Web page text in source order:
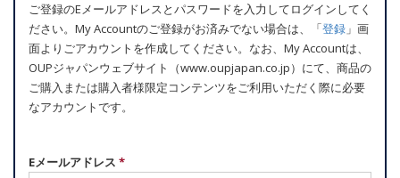
マ
リ
ー
タ
ブ
ご登録のEメールアドレスとパスワードを入力してログインしてく
ださい。My Accountのご登録がお済みでない場合は、「登録 」画
面よりごアカウントを作成してください。なお、My Accountは、
OUPジャパンウェブサイト（www.oupjapan.co.jp）にて、商品の
ご購入または購入者様限定コンテンツをご利用いただく際に必要
なアカウントです。
Eメールアドレス *